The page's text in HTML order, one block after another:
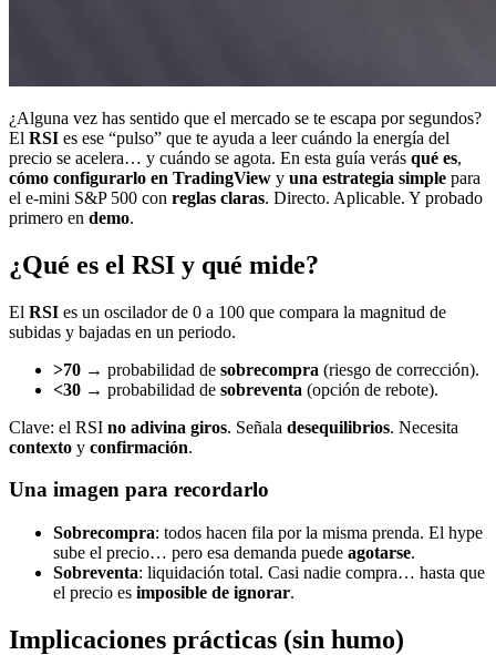
¿Alguna vez has sentido que el mercado se te escapa por segundos?
El RSI es ese “pulso” que te ayuda a leer cuándo la energía del
precio se acelera… y cuándo se agota. En esta guía verás qué es,
cómo configurarlo en TradingView y una estrategia simple para
el e-mini S&P 500 con reglas claras. Directo. Aplicable. Y probado
primero en demo.
¿Qué es el RSI y qué mide?
El RSI es un oscilador de 0 a 100 que compara la magnitud de
subidas y bajadas en un periodo.
>70 → probabilidad de sobrecompra (riesgo de corrección).
<30 → probabilidad de sobreventa (opción de rebote).
Clave: el RSI no adivina giros. Señala desequilibrios. Necesita
contexto y confirmación.
Una imagen para recordarlo
Sobrecompra: todos hacen fila por la misma prenda. El hype
sube el precio… pero esa demanda puede agotarse.
Sobreventa: liquidación total. Casi nadie compra… hasta que
el precio es imposible de ignorar.
Implicaciones prácticas (sin humo)